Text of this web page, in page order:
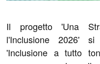
Il progetto 'Una
l'Inclusione 2026'
'Inclusione a tutto